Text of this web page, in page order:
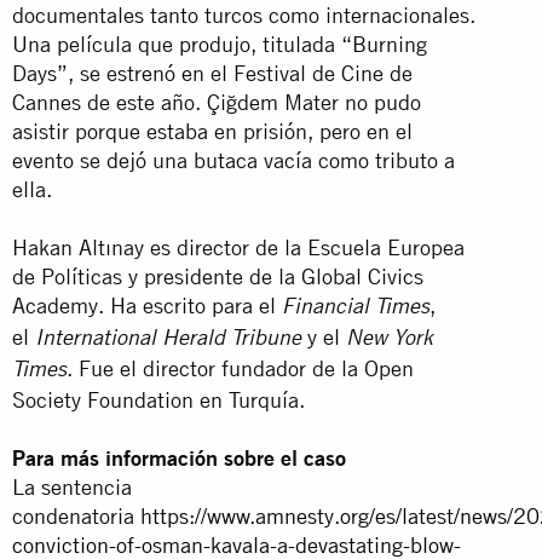
documentales tanto turcos como internacionales.
Una película que produjo, titulada “Burning
Days”, se estrenó en el Festival de Cine de
Cannes de este año. Çiğdem Mater no pudo
asistir porque estaba en prisión, pero en el
evento se dejó una butaca vacía como tributo a
ella.
Hakan Altınay es director de la Escuela Europea
de Políticas y presidente de la Global Civics
Academy. Ha escrito para el Financial Times,
el International Herald Tribuney el New York
Times. Fue el director fundador de la Open
Society Foundation en Turquía.
Para más información sobre el caso
La sentencia
condenatoria https://www.amnesty.org/es/latest/news/
conviction-of-osman-kavala-a-devastating-blow-